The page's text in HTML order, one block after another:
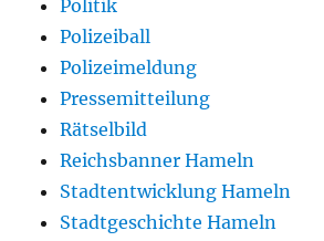
Politik
Polizeiball
Polizeimeldung
Pressemitteilung
Rätselbild
Reichsbanner Hameln
Stadtentwicklung Hameln
Stadtgeschichte Hameln